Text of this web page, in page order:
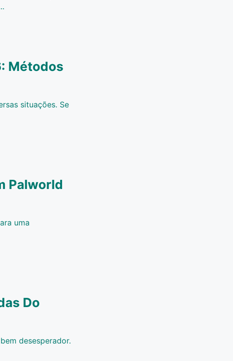
Métodos
situações. Se
Palworld
uma
Do
desesperador.